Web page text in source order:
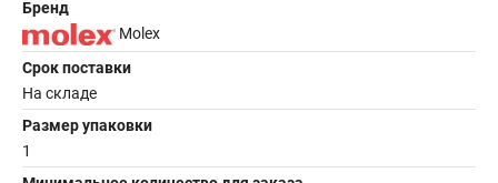
Бренд
Molex
Срок поставки
На складе
Размер упаковки
1